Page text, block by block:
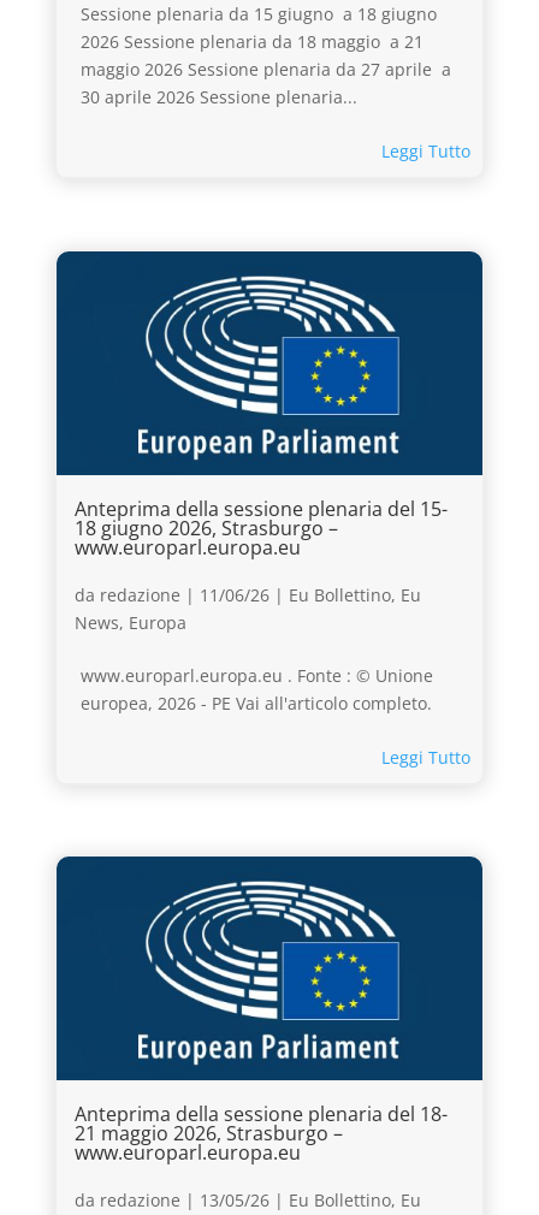
Sessione plenaria da 15 giugno a 18 giugno
2026 Sessione plenaria da 18 maggio a 21
maggio 2026 Sessione plenaria da 27 aprile a
30 aprile 2026 Sessione plenaria...
Leggi Tutto
Anteprima della sessione plenaria del 15-
18 giugno 2026, Strasburgo –
www.europarl.europa.eu
da redazione | 11/06/26| Eu Bollettino, Eu
News, Europa
www.europarl.europa.eu . Fonte : © Unione
europea, 2026 - PE Vai all'articolo completo.
Leggi Tutto
Anteprima della sessione plenaria del 18-
21 maggio 2026, Strasburgo –
www.europarl.europa.eu
da redazione | 13/05/26| Eu Bollettino, Eu